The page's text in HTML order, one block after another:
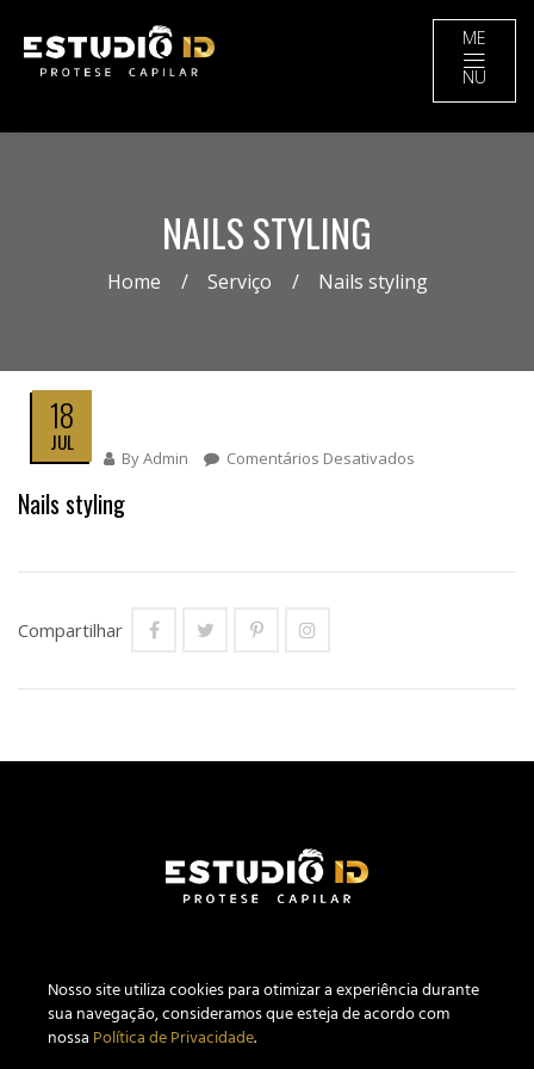
ME
NU
NAILS STYLING
Home Serviço Nails styling
18
JUL
ByAdmin Comentários Desativados
Nails styling
Compartilhar
Nosso site utiliza cookiespara otimizar a experiência durante
sua navegação, consideramos que esteja de acordo com
nossa Política de Privacidade.